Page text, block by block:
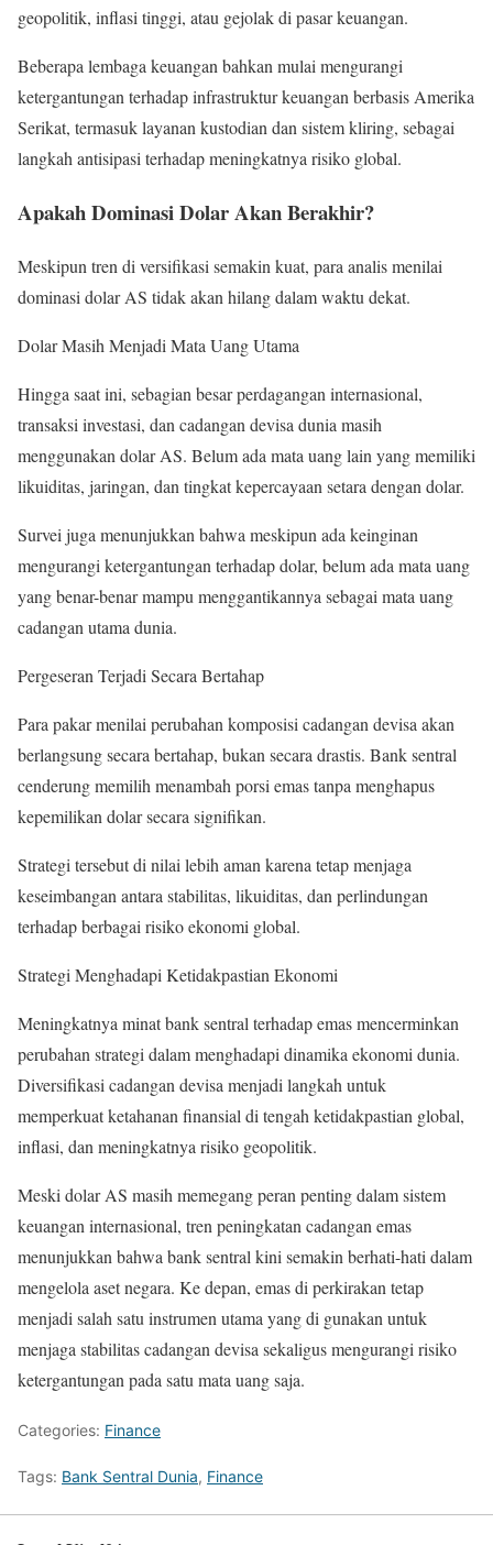
geopolitik, inflasi tinggi, atau gejolak di pasar keuangan.
Beberapa lembaga keuangan bahkan mulai mengurangi
ketergantungan terhadap infrastruktur keuangan berbasis Amerika
Serikat, termasuk layanan kustodian dan sistem kliring, sebagai
langkah antisipasi terhadap meningkatnya risiko global.
Apakah Dominasi Dolar Akan Berakhir?
Meskipun tren di versifikasi semakin kuat, para analis menilai
dominasi dolar AS tidak akan hilang dalam waktu dekat.
Dolar Masih Menjadi Mata Uang Utama
Hingga saat ini, sebagian besar perdagangan internasional,
transaksi investasi, dan cadangan devisa dunia masih
menggunakan dolar AS. Belum ada mata uang lain yang memiliki
likuiditas, jaringan, dan tingkat kepercayaan setara dengan dolar.
Survei juga menunjukkan bahwa meskipun ada keinginan
mengurangi ketergantungan terhadap dolar, belum ada mata uang
yang benar-benar mampu menggantikannya sebagai mata uang
cadangan utama dunia.
Pergeseran Terjadi Secara Bertahap
Para pakar menilai perubahan komposisi cadangan devisa akan
berlangsung secara bertahap, bukan secara drastis. Bank sentral
cenderung memilih menambah porsi emas tanpa menghapus
kepemilikan dolar secara signifikan.
Strategi tersebut di nilai lebih aman karena tetap menjaga
keseimbangan antara stabilitas, likuiditas, dan perlindungan
terhadap berbagai risiko ekonomi global.
Strategi Menghadapi Ketidakpastian Ekonomi
Meningkatnya minat bank sentral terhadap emas mencerminkan
perubahan strategi dalam menghadapi dinamika ekonomi dunia.
Diversifikasi cadangan devisa menjadi langkah untuk
memperkuat ketahanan finansial di tengah ketidakpastian global,
inflasi, dan meningkatnya risiko geopolitik.
Meski dolar AS masih memegang peran penting dalam sistem
keuangan internasional, tren peningkatan cadangan emas
menunjukkan bahwa bank sentral kini semakin berhati-hati dalam
mengelola aset negara. Ke depan, emas di perkirakan tetap
menjadi salah satu instrumen utama yang di gunakan untuk
menjaga stabilitas cadangan devisa sekaligus mengurangi risiko
ketergantungan pada satu mata uang saja.
Categories: Finance
Tags: Bank Sentral Dunia, Finance